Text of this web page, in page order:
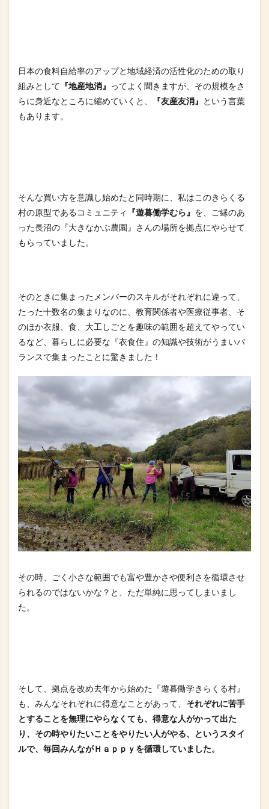
日本の食料自給率のアップと地域経済の活性化のための取り
組みと して 『地産地消』 ってよく聞きますが、その規模をさ
らに身近なと ころに縮めていくと、 『友産友消』 という言葉
もあります。
そんな買い方を意識し始めたと同時期に、私はこのきらくる
村の原型であるコミュニティ 『遊暮働学むら』 を、ご縁のあ
った長沼の『大きなかぶ農園』さんの場所を拠点にやらせて
もらっていました。
そのときに集まったメンバーのスキルがそれぞれに違って、
たった十数名の集まりなのに、教育関係者や医療従事者、そ
のほか衣服、 食、大工しごとを趣味の範囲を超えてやってい
るなど、暮らしに必要な『衣食住』の知識や技術がうまいバ
ランスで集まったことに驚きました！
その時、ごく小さな範囲でも富や豊かさや便利さを循環させ
られるのではないかな？と、ただ単純に思ってしまいまし
た。
そして、拠点を改め去年から始めた『遊暮働学きらくる村』
も、みんなそれぞれに得意なことがあって、 それぞれに苦手
とすることを無理にやらなくても、得意な人がかって出た
り、その時やりたいこ とをやりたい人がやる、というスタイ
ルで、毎回みんながＨａｐｐ ｙを循環していました。